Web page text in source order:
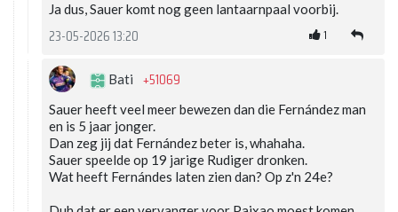
Ja dus, Sauer komt nog geen lantaarnpaal voorbij.
23-05-2026 13:20 1
Bati +51069
Sauer heeft veel meer bewezen dan die Fernández man
en is 5 jaar jonger.
Dan zeg jij dat Fernández beter is, whahaha.
Sauer speelde op 19 jarige Rudiger dronken.
Wat heeft Fernándes laten zien dan? Op z'n 24e?